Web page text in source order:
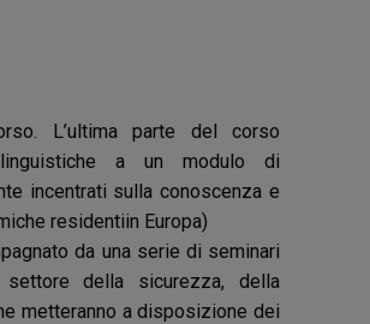
L’ultima parte del corso
linguistiche a un modulo di
incentrati sulla conoscenza e
residentiin Europa)
da una serie di seminari
della sicurezza, della
metteranno a disposizione dei